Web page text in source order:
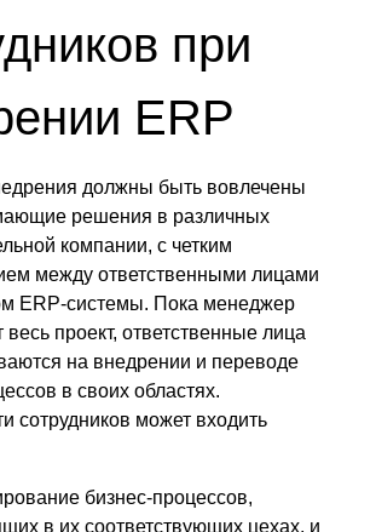
при
ERP
должны быть вовлечены
решения в различных
компании, с четким
между ответственными лицами
ERP-системы. Пока менеджер
весь проект, ответственные лица
на внедрении и переводе
в своих областях.
сотрудников может входить
бизнес-процессов,
в их соответствующих цехах, и